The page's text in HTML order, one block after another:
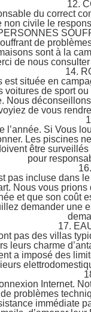
12.
du correct
non civile le
de
sont à la
de nous
14.
est située en
de sport
Nous
de vous
l’année. Si Vous
Les piscines
être
pour
pas incluse dans
Nous vous
et que son coût
demander une
17.
pas des villas
leurs charme
a imposé des
Internet.
problèmes
immédiate